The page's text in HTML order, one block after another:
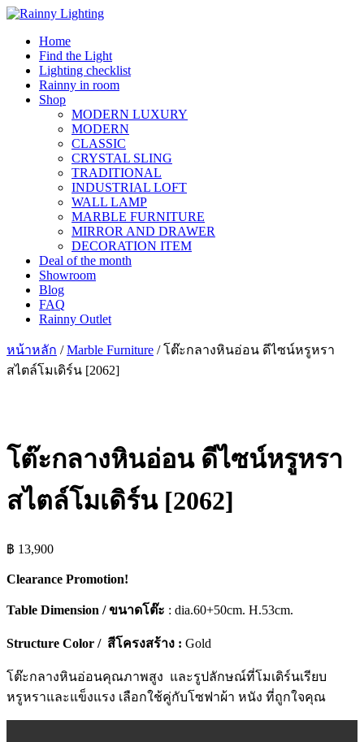
Skip
contentHome
Find the Light
Lighting checklist
Rainny in room
Shop
MODERN LUXURY
MODERN
CLASSIC
CRYSTAL SLING
TRADITIONAL
INDUSTRIAL LOFT
WALL LAMP
MARBLE FURNITURE
MIRROR AND DRAWER
DECORATION ITEM
Deal of the month
Showroom
Blog
FAQ
Rainny Outlet
หน้าหลัก /Marble Furniture / โต๊ะกลางหินอ่อน ดีไซน์หรูหรา
สไตล์โมเดิร์น [2062]
โต๊ะกลางหินอ่อน ดีไซน์หรูหรา
สไตล์โมเดิร์น [2062]
฿ 13,900
Clearance Promotion!
Table Dimension / ขนาดโต๊ะ : dia.60+50cm. H.53cm.
Structure Color / สีโครงสร้าง : Gold
โต๊ะกลางหินอ่อนคุณภาพสูง และรูปลักษณ์ที่โมเดิร์นเรียบ
หรูหราและแข็งแรง เลือกใช้คู่กับโซฟาผ้า หนัง ที่ถูกใจคุณ